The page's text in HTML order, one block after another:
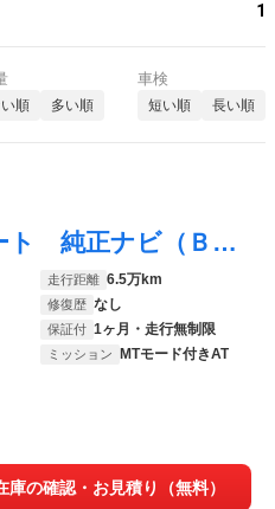
1
順 多い順
車検
短い順 長い順
Ｘ５ ｘＤｒｉｖｅ ３５ｄ ｘライン 黒革シート 純正ナビ（ＢＴ・フルセグ・ＣＤ・ＤＶＤ） 全方位カメラ パワーバックドア 前席パワーシート 前席シートヒーター シートメモリ 電動リアゲート プッシュスタート クリアランスソナー
走行距離 6.5万km
修復歴 なし
保証付 1ヶ月・走行無制限
ミッション MTモード付きAT
庫の確認・お見積り（無料）